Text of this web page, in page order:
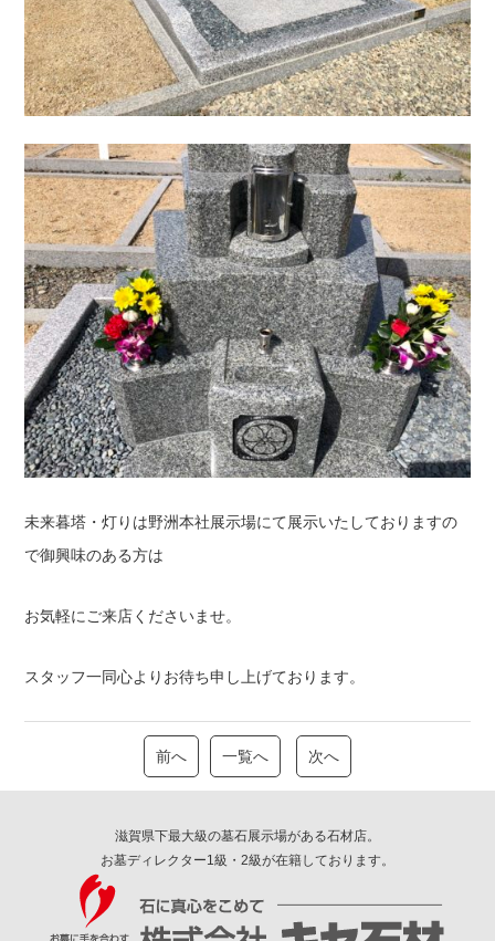
未来暮塔・灯りは野洲本社展示場にて展示いたしておりますの
で御興味のある方は
お気軽にご来店くださいませ。
スタッフ一同心よりお待ち申し上げております。
前へ 一覧へ 次へ
滋賀県下最大級の墓石展示場がある石材店。
お墓ディレクター1級・2級が在籍しております。